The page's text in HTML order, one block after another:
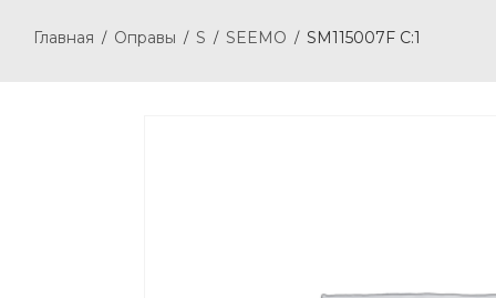
Главная / Оправы / S / SEEMO / SM115007F C:1